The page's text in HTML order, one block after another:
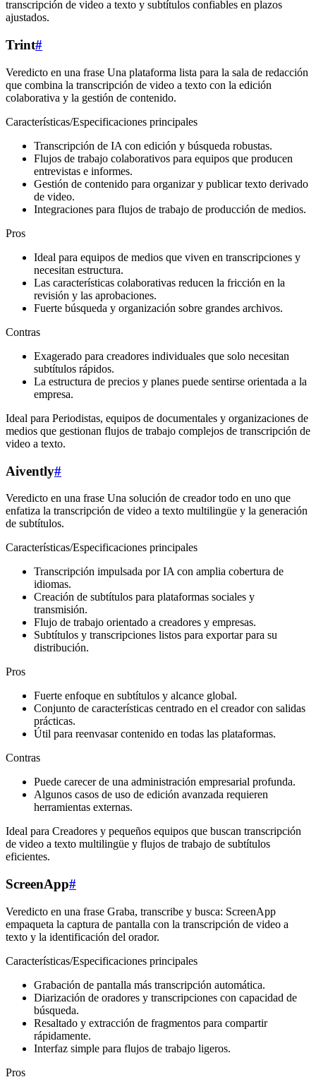
transcripción de video a texto y subtítulos confiables en plazos
ajustados.
Trint#
Veredicto en una frase Una plataforma lista para la sala de redacción
que combina la transcripción de video a texto con la edición
colaborativa y la gestión de contenido.
Características/Especificaciones principales
Transcripción de IA con edición y búsqueda robustas.
Flujos de trabajo colaborativos para equipos que producen
entrevistas e informes.
Gestión de contenido para organizar y publicar texto derivado
de video.
Integraciones para flujos de trabajo de producción de medios.
Pros
Ideal para equipos de medios que viven en transcripciones y
necesitan estructura.
Las características colaborativas reducen la fricción en la
revisión y las aprobaciones.
Fuerte búsqueda y organización sobre grandes archivos.
Contras
Exagerado para creadores individuales que solo necesitan
subtítulos rápidos.
La estructura de precios y planes puede sentirse orientada a la
empresa.
Ideal para Periodistas, equipos de documentales y organizaciones de
medios que gestionan flujos de trabajo complejos de transcripción de
video a texto.
Aivently#
Veredicto en una frase Una solución de creador todo en uno que
enfatiza la transcripción de video a texto multilingüe y la generación
de subtítulos.
Características/Especificaciones principales
Transcripción impulsada por IA con amplia cobertura de
idiomas.
Creación de subtítulos para plataformas sociales y
transmisión.
Flujo de trabajo orientado a creadores y empresas.
Subtítulos y transcripciones listos para exportar para su
distribución.
Pros
Fuerte enfoque en subtítulos y alcance global.
Conjunto de características centrado en el creador con salidas
prácticas.
Útil para reenvasar contenido en todas las plataformas.
Contras
Puede carecer de una administración empresarial profunda.
Algunos casos de uso de edición avanzada requieren
herramientas externas.
Ideal para Creadores y pequeños equipos que buscan transcripción
de video a texto multilingüe y flujos de trabajo de subtítulos
eficientes.
ScreenApp#
Veredicto en una frase Graba, transcribe y busca: ScreenApp
empaqueta la captura de pantalla con la transcripción de video a
texto y la identificación del orador.
Características/Especificaciones principales
Grabación de pantalla más transcripción automática.
Diarización de oradores y transcripciones con capacidad de
búsqueda.
Resaltado y extracción de fragmentos para compartir
rápidamente.
Interfaz simple para flujos de trabajo ligeros.
Pros